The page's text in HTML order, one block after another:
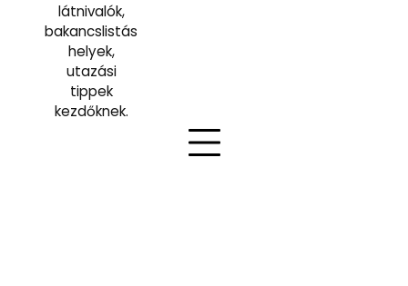
látnivalók,
bakancslistás
helyek,
utazási
tippek
kezdőknek.